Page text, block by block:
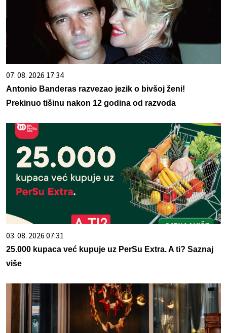
07. 08. 2026 17:34
Antonio Banderas razvezao jezik o bivšoj ženi!
Prekinuo tišinu nakon 12 godina od razvoda
03. 08. 2026 07:31
25.000 kupaca već kupuje uz PerSu Extra. A ti? Saznaj
više